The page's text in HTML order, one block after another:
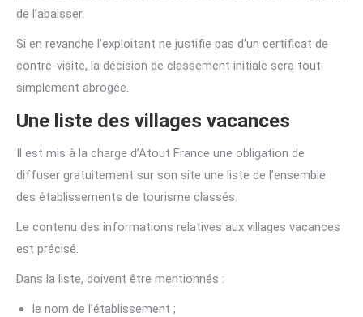
de l’abaisser.
Si en revanche l’exploitant ne justifie pas d’un certificat de
contre-visite, la décision de classement initiale sera tout
simplement abrogée.
Une liste des villages vacances
Il est mis à la charge d’Atout France une obligation de
diffuser gratuitement sur son site une liste de l’ensemble
des établissements de tourisme classés.
Le contenu des informations relatives aux villages vacances
est précisé.
Dans la liste, doivent être mentionnés :
le nom de l’établissement ;